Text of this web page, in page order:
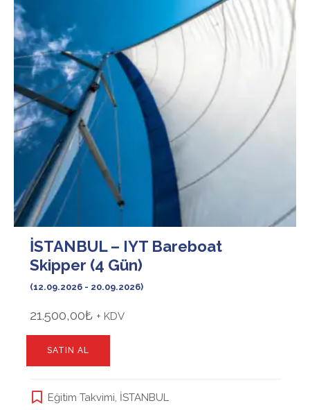
İSTANBUL – IYT Bareboat
Skipper (4 Gün)
(12.09.2026 - 20.09.2026)
21.500,00₺ + KDV
SATIN AL
Eğitim Takvimi, İSTANBUL